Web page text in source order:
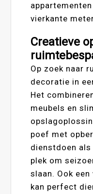
vierkante
Creatieve
Op zoek naar
decoratie in
Het
meubels en
poef met
dienstdoen
plek om
slaan. Ook
kan perfect